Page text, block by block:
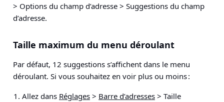
> Options du champ d’adresse > Suggestions du champ
d’adresse.
Taille maximum du menu déroulant
Par défaut, 12 suggestions s’affichent dans le menu
déroulant. Si vous souhaitez en voir plus ou moins :
Allez dans Réglages > Barre d’adresses > Taille